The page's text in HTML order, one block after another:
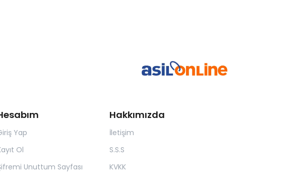
Yap
Ol
Unuttum Sayfası
Hakkımızda
İletişim
S.S.S
KVKK